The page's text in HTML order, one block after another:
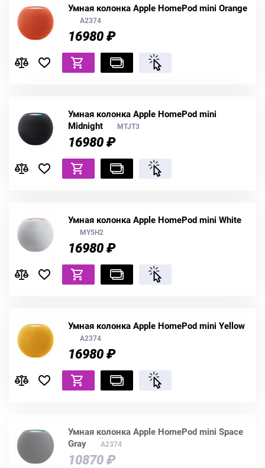
Умная колонка Apple HomePod mini Orange
A2374
16980 ₽
Умная колонка Apple HomePod mini
Midnight
MTJT3
16980 ₽
Умная колонка Apple HomePod mini White
MY5H2
16980 ₽
Умная колонка Apple HomePod mini Yellow
A2374
16980 ₽
Умная колонка Apple HomePod mini Space
Gray
A2374
10870 ₽